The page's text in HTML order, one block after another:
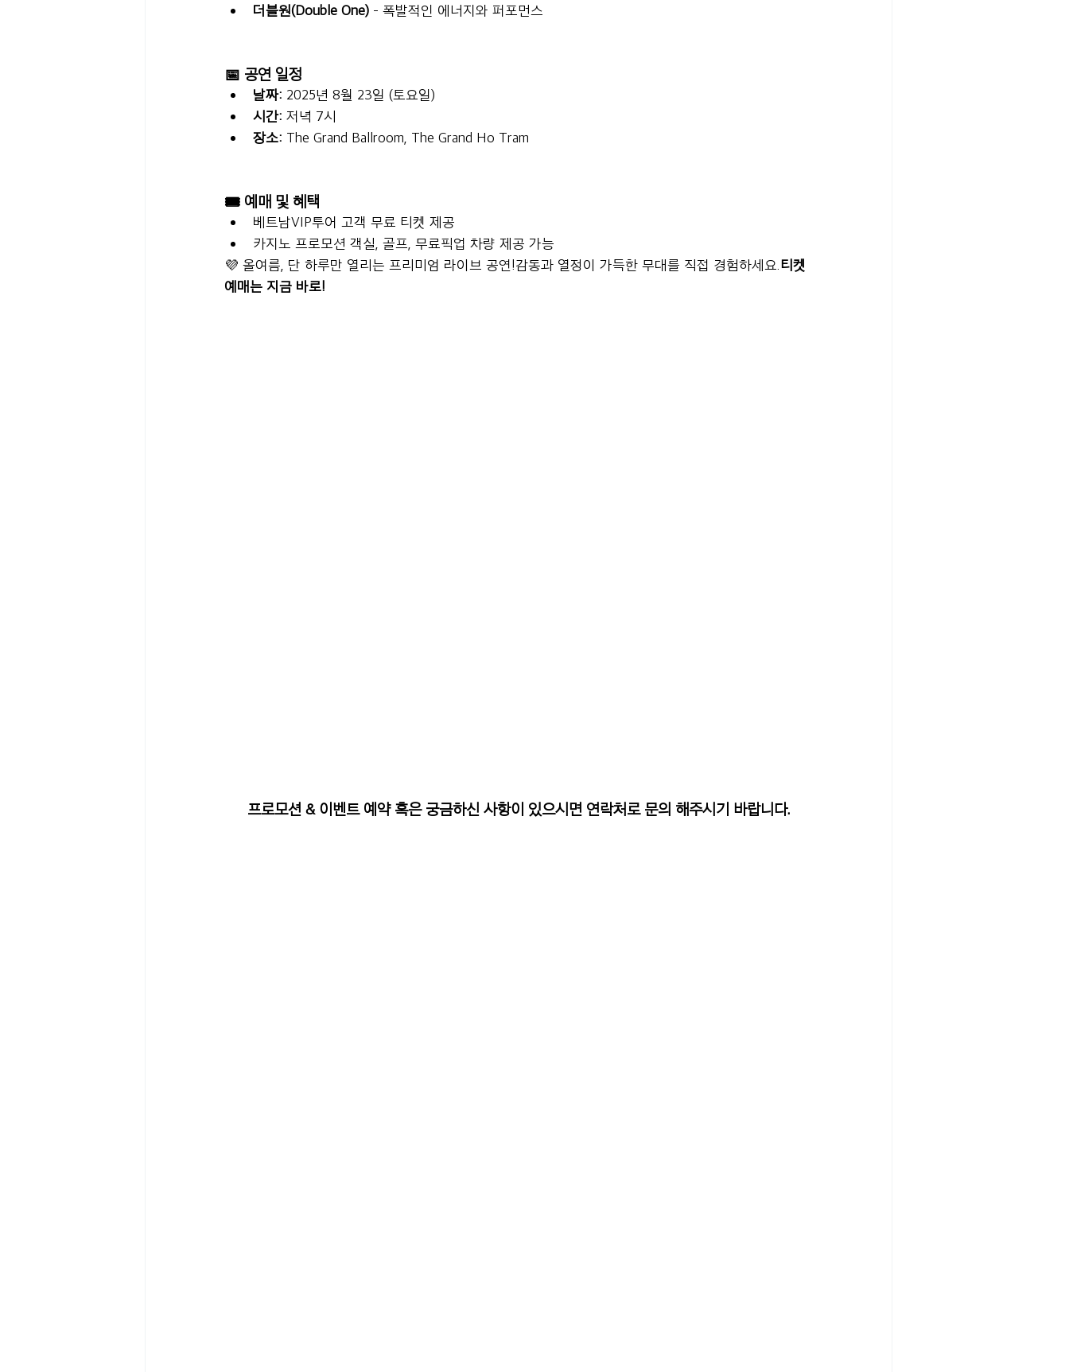
더블원(Double One) – 폭발적인 에너지와 퍼포먼스
📅 공연 일정
날짜: 2025년 8월 23일 (토요일)
시간: 저녁 7시
장소: The Grand Ballroom, The Grand Ho Tram
🎟 예매 및 혜택
베트남VIP투어 고객 무료 티켓 제공
카지노 프로모션 객실, 골프, 무료픽업 차량 제공 가능
💜 올여름, 단 하루만 열리는 프리미엄 라이브 공연!감동과 열정이 가득한 무대를 직접 경험하세요. 티켓
예매는 지금 바로!
프로모션 & 이벤트 예약 혹은 궁금하신 사항이 있으시면 연락처로 문의 해주시기 바랍니다.